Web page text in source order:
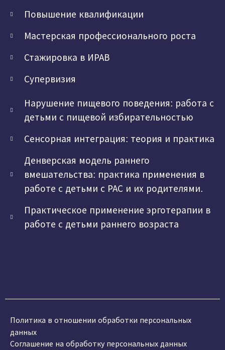
Повышение квалификации
Мастерская профессионального роста
Стажировка в ИРАВ
Супервизия
Нарушение пищевого поведения: работа с
детьми с пищевой избирательностью
Сенсорная интеграция: теория и практика
Денверская модель раннего
вмешательства: практика применения в
работе с детьми с РАС и их родителями.
Практическое применение эрготерапии в
работе с детьми раннего возраста
Политика в отношении обработки персональных
данных
Соглашение на обработку персональных данных